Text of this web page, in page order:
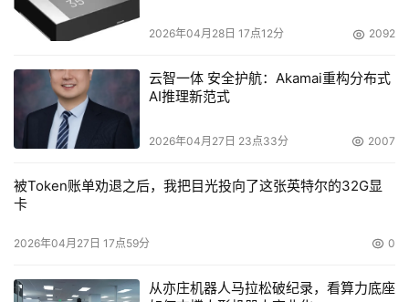
2026年04月28日 17点12分 2092
云智一体 安全护航：Akamai重构分布式
AI推理新范式
2026年04月27日 23点33分 2007
被Token账单劝退之后，我把目光投向了这张英特尔的32G显
卡
2026年04月27日 17点59分 0
从亦庄机器人马拉松破纪录，看算力底座